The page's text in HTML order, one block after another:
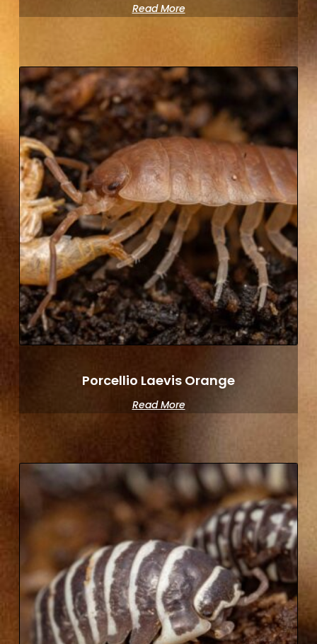
Read More
Porcellio Laevis Orange
Read More